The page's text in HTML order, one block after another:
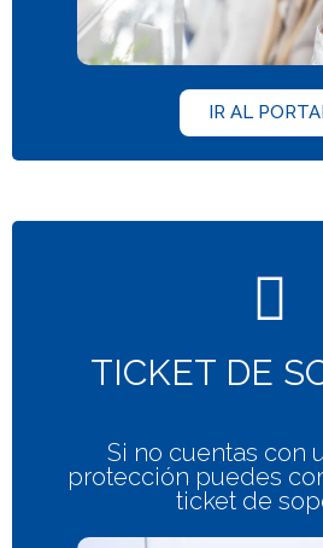
IR AL
TICKET DE
Si no cuentas con
protección puedes
ticket de